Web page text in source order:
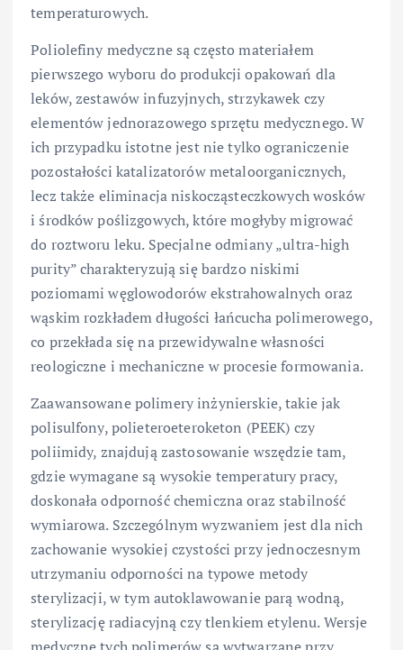
temperaturowych.
Poliolefiny medyczne są często materiałem
pierwszego wyboru do produkcji opakowań dla
leków, zestawów infuzyjnych, strzykawek czy
elementów jednorazowego sprzętu medycznego. W
ich przypadku istotne jest nie tylko ograniczenie
pozostałości katalizatorów metaloorganicznych,
lecz także eliminacja niskocząsteczkowych wosków
i środków poślizgowych, które mogłyby migrować
do roztworu leku. Specjalne odmiany „ultra-high
purity” charakteryzują się bardzo niskimi
poziomami węglowodorów ekstrahowalnych oraz
wąskim rozkładem długości łańcucha polimerowego,
co przekłada się na przewidywalne własności
reologiczne i mechaniczne w procesie formowania.
Zaawansowane polimery inżynierskie, takie jak
polisulfony, polieteroeteroketon (PEEK) czy
poliimidy, znajdują zastosowanie wszędzie tam,
gdzie wymagane są wysokie temperatury pracy,
doskonała odporność chemiczna oraz stabilność
wymiarowa. Szczególnym wyzwaniem jest dla nich
zachowanie wysokiej czystości przy jednoczesnym
utrzymaniu odporności na typowe metody
sterylizacji, w tym autoklawowanie parą wodną,
sterylizację radiacyjną czy tlenkiem etylenu. Wersje